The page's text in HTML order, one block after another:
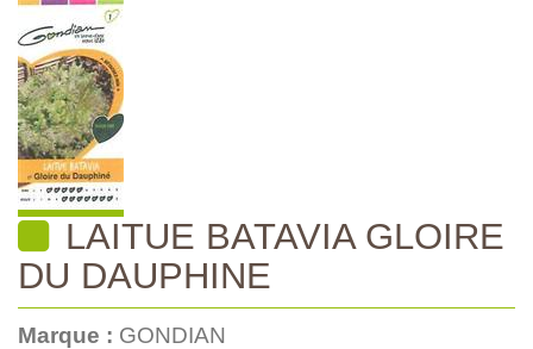
LAITUE BATAVIA GLOIRE
DU DAUPHINE
Marque : GONDIAN